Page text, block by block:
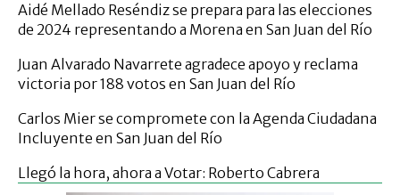
Aidé Mellado Reséndiz se prepara para las elecciones
de 2024 representando a Morena en San Juan del Río
Juan Alvarado Navarrete agradece apoyo y reclama
victoria por 188 votos en San Juan del Río
Carlos Mier se compromete con la Agenda Ciudadana
Incluyente en San Juan del Río
Llegó la hora, ahora a Votar: Roberto Cabrera